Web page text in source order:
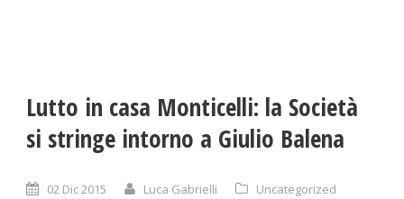
Lutto in casa Monticelli: la Società
si stringe intorno a Giulio Balena
02 Dic 2015 Luca Gabrielli
Uncategorized